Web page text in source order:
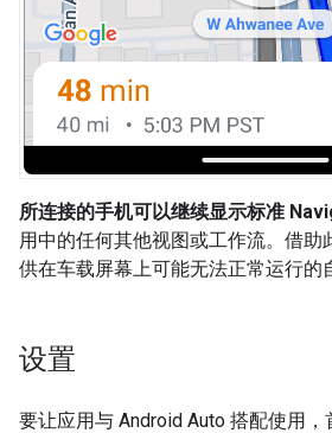
所连接的手机可以继续显示标准
用中的任何其他视图或工作流。借助
供在车载屏幕上可能无法正常运行的
设置
要让应用与 Android Auto 搭配使用